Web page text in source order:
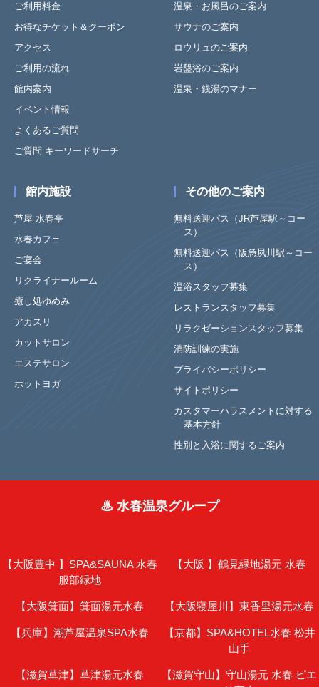
ご利用料金
お得なチケット＆クーポン
アクセス
ご利用の流れ
館内案内
イベント情報
よくあるご質問
ご質問 キーワードサーチ
温泉・お風呂のご案内
サウナのご案内
ロウリュのご案内
岩盤浴のご案内
温泉・銭湯のマナー
館内施設
芦屋 水春亭
水春カフェ
ご宴会
リクライナールーム
癒し処ゆめみ
アカスリ
カットサロン
エステサロン
ホットヨガ
その他のご案内
無料送迎バス（JR芦屋駅～コー
ス）
無料送迎バス（阪急夙川駅～コー
ス）
温浴スタッフ募集
レストランスタッフ募集
リラクゼーションスタッフ募集
消防訓練の実施
プライバシーポリシー
サイトポリシー
カスタマーハラスメントに対する
基本方針
性別と入浴に関するご案内
♨ 水春温泉グループ
【大阪豊中 】 SPA&SAUNA 水春
服部緑地
【大阪 】 鶴見緑地湯元 水春
【大阪箕面】 箕面湯元水春 【大阪寝屋川】 東香里湯元水春
【兵庫】 潮芦屋温泉SPA水春 【京都】 SPA&HOTEL水春 松井
山手
【滋賀草津】 草津湯元水春 【滋賀守山】 守山湯元 水春 ピエ